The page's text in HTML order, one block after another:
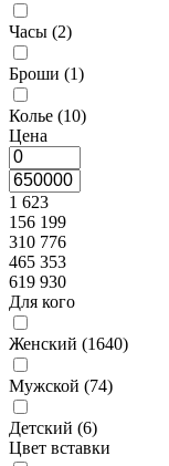
Часы (2)
Броши (1)
Колье (10)
Цена
1 623
156 199
310 776
465 353
619 930
Для кого
Женский (1640)
Мужской (74)
Детский (6)
Цвет вставки